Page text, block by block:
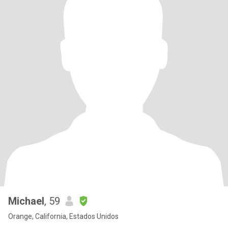
Michael, 59
Orange, California, Estados Unidos